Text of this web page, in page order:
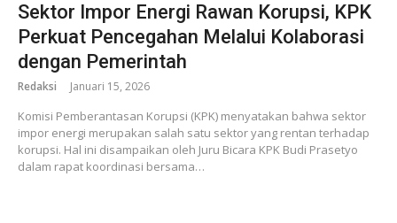
Sektor Impor Energi Rawan Korupsi, KPK
Perkuat Pencegahan Melalui Kolaborasi
dengan Pemerintah
Redaksi Januari 15, 2026
Komisi Pemberantasan Korupsi (KPK) menyatakan bahwa sektor
impor energi merupakan salah satu sektor yang rentan terhadap
korupsi. Hal ini disampaikan oleh Juru Bicara KPK Budi Prasetyo
dalam rapat koordinasi bersama…